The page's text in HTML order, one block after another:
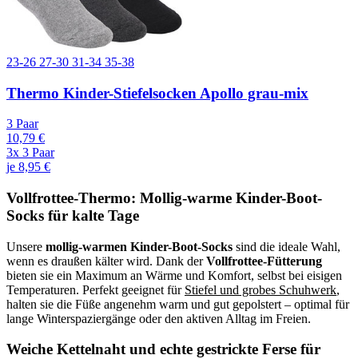
23-26 27-30 31-34 35-38
Thermo Kinder-Stiefelsocken Apollo grau-mix
3 Paar
10,79 €
3x 3 Paar
je 8,95 €
Vollfrottee-Thermo: Mollig-warme Kinder-Boot-
Socks für kalte Tage
Unsere mollig-warmen Kinder-Boot-Socks sind die ideale Wahl,
wenn es draußen kälter wird. Dank derVollfrottee-Fütterung
bieten sie ein Maximum an Wärme und Komfort, selbst bei eisigen
Temperaturen. Perfekt geeignet für Stiefel und grobes Schuhwerk,
halten sie die Füße angenehm warm und gut gepolstert – optimal für
lange Winterspaziergänge oder den aktiven Alltag im Freien.
Weiche Kettelnaht und echte gestrickte Ferse für